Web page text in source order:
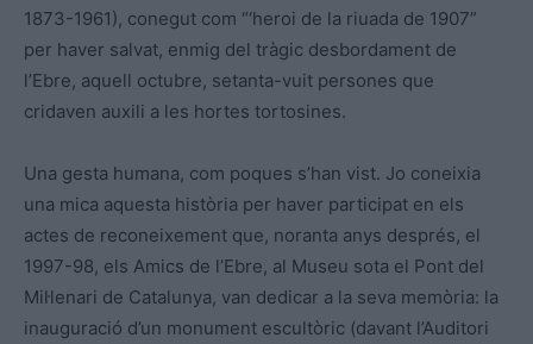
1873-1961), conegut com “‘heroi de la riuada de 1907”
per haver salvat, enmig del tràgic desbordament de
l’Ebre, aquell octubre, setanta-vuit persones que
cridaven auxili a les hortes tortosines.
Una gesta humana, com poques s’han vist. Jo coneixia
una mica aquesta història per haver participat en els
actes de reconeixement que, noranta anys després, el
1997-98, els Amics de l’Ebre, al Museu sota el Pont del
Mil·lenari de Catalunya, van dedicar a la seva memòria: la
inauguració d’un monument escultòric (davant l’Auditori